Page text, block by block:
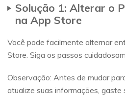
Solução 1: Alterar o
na App Store
Você pode facilmente alternar
Store. Siga os passos
Observação: Antes de mudar
atualize suas informações, gaste